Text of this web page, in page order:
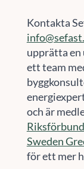
Kontakta
upprätta en
ett team
och är
Sweden
för ett mer